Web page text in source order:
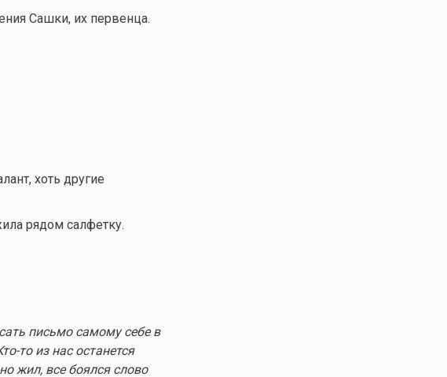
Сашки, их первенца.
хоть другие
рядом салфетку.
письмо самому себе в
тоиз нас останется
жил, все боялся слово